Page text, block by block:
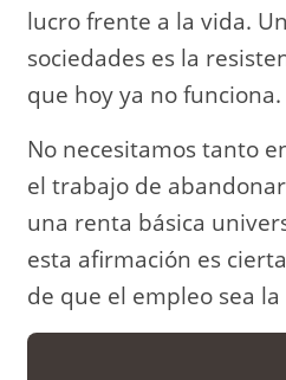
lucro frente a la vida.
sociedades es la
que hoy ya no funciona.
No necesitamos tanto
el trabajo de
una renta básica
esta afirmación es
de que el empleo sea